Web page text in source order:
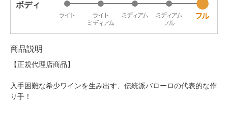
ボディ
商品説明
【正規代理店商品】
入手困難な希少ワインを生み出す、伝統派バローロの代表的な作
り手！